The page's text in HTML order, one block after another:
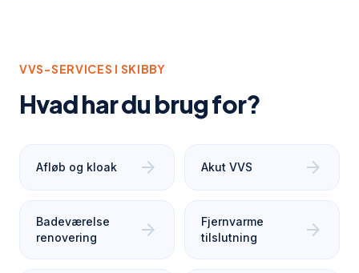
VVS-SERVICES I SKIBBY
Hvad har du brug for?
Afløb og kloak arrow_forward Akut VVS arrow_forward
Badeværelse
renovering
arrow_forward
Fjernvarme
tilslutning
arrow_forward